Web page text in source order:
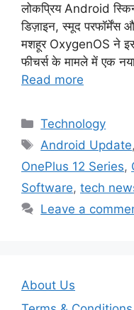
लोकप्रिय Android
डिज़ाइन, स्मूद परफॉर्मेंस
मशहूर OxygenOS ने इस
फीचर्स के मामले में एक
Read more
Categories
Technology
Tags
Android Update,
OnePlus 12 Series,
Software, tech
Leave a
About Us